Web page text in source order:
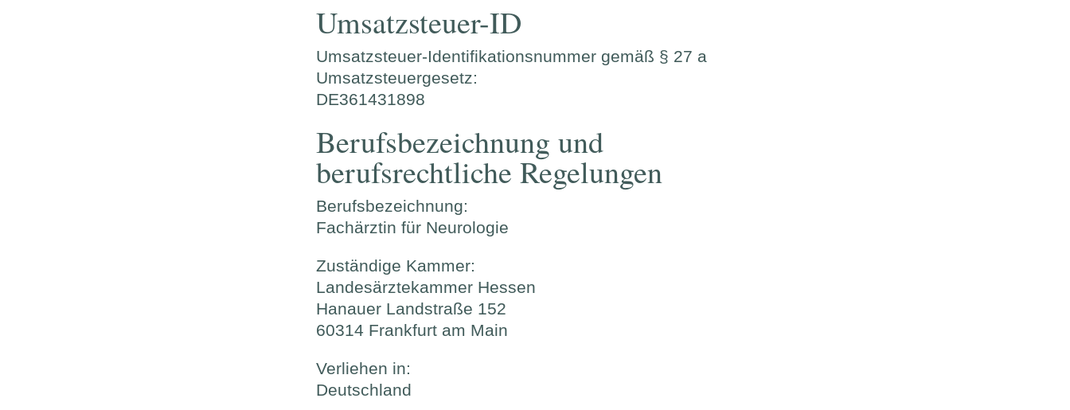
Umsatzsteuer-ID
Umsatzsteuer-Identifikationsnummer gemäß § 27 a
Umsatzsteuergesetz:
DE361431898
Berufsbezeichnung und
berufsrechtliche Regelungen
Berufsbezeichnung:
Fachärztin für Neurologie
Zuständige Kammer:
Landesärztekammer Hessen
Hanauer Landstraße 152
60314 Frankfurt am Main
Verliehen in:
Deutschland